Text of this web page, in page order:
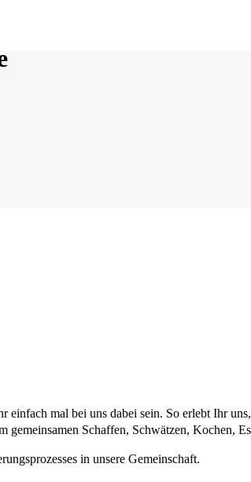
mal bei uns dabei sein. So erlebt Ihr
gemeinsamen Schaffen, Schwätzen, Kochen,
in unsere Gemeinschaft.